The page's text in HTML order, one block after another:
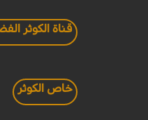
قناة الكوثر
خاص الكوثر